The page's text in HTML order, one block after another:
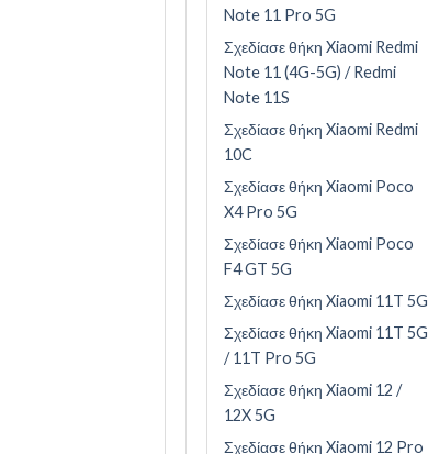
Note 11 Pro 5G
Σχεδίασε θήκη Xiaomi Redmi
Note 11 (4G-5G) / Redmi
Note 11S
Σχεδίασε θήκη Xiaomi Redmi
10C
Σχεδίασε θήκη Xiaomi Poco
X4 Pro 5G
Σχεδίασε θήκη Xiaomi Poco
F4 GT 5G
Σχεδίασε θήκη Xiaomi 11T 5G
Σχεδίασε θήκη Xiaomi 11T 5G
/ 11T Pro 5G
Σχεδίασε θήκη Xiaomi 12 /
12X 5G
Σχεδίασε θήκη Xiaomi 12 Pro